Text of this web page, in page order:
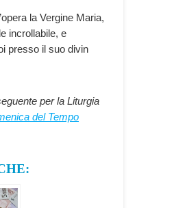
la Vergine Maria,
incrollabile, e
presso il suo divin
per la Liturgia
del Tempo